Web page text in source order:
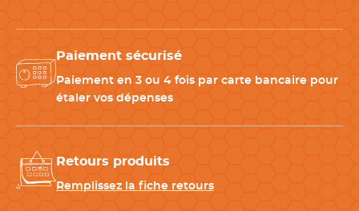
table
-Cuillères de table Couzonpour une présentation
harmonieuse
CARACTÉRISTIQUES TECHNIQUES
Paiement sécurisé
Paiement en 3 ou 4 fois par carte bancaire pour
étaler vos dépenses
Retours produits
Remplissez la fiche retours